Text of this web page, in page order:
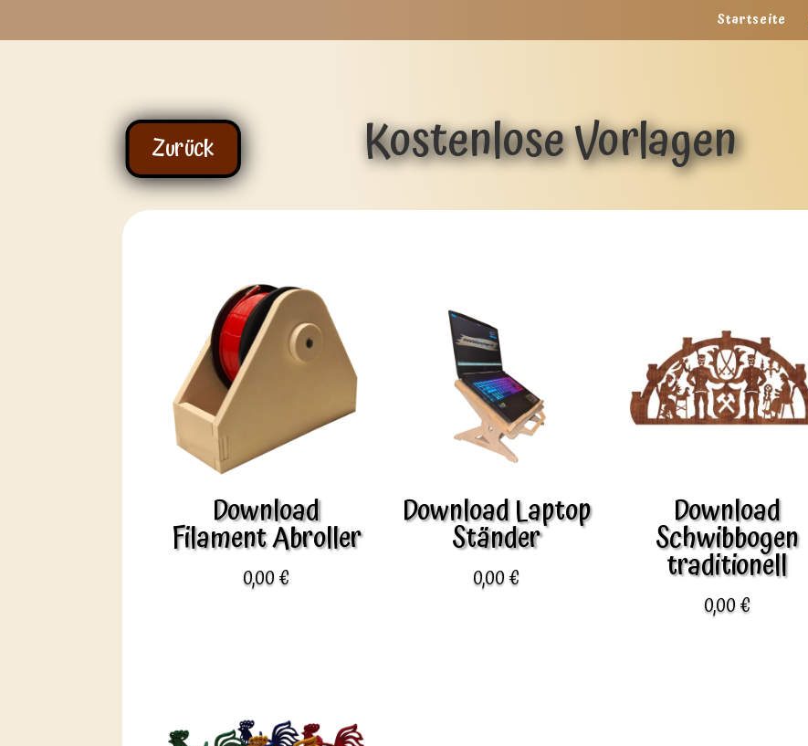
Startseite
Zurück Kostenlose Vorlagen
Download
Filament Abroller
0,00€
Download Laptop
Ständer
0,00€
Download
Schwibbogen
traditionell
0,00€